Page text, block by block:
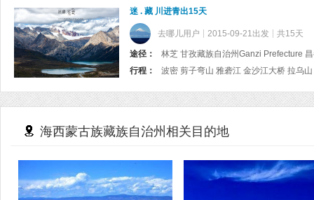
迷 . 藏 川进青出15天
去哪儿用户 2015-09-21出发 共15天
途径：
行程：
波密 剪子弯山 雅砻江 金沙江大桥 拉乌
海西蒙古族藏族自治州相关目的地